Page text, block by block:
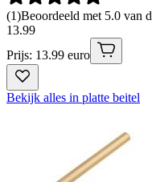
(1)Beoordeeld met 5.0 van
13.99
Prijs: 13.99 euro
Bekijk alles in platte beitel